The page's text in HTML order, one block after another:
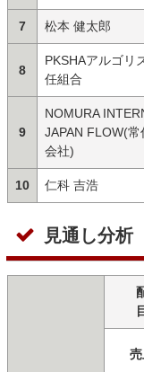
7 松本 健太郎
8
PKSHAアルゴリ
任組合
9
NOMURA
JAPAN FLOW(
会社)
10 仁科 吉浩
見通し分析